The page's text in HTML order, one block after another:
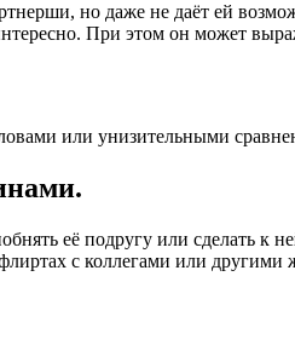
но даже не даёт ей
При этом он может
или унизительными
её подругу или сделать к
с коллегами или